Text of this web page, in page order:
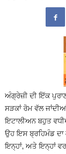
ਅੰਗ੍ਰੇਜ਼ੀ ਦੀ ਇੱਕ
ਸੜਕਾਂ ਰੋਮ ਵੱਲ
ਇਟਾਲੀਅਨ ਬਹੁਤ
ਉਹ ਇਸ ਬ੍ਰਹਿਮੰਡ ਦਾ
ਇਨ੍ਹਾਂ, ਅਤੇ ਇਨ੍ਹਾਂ